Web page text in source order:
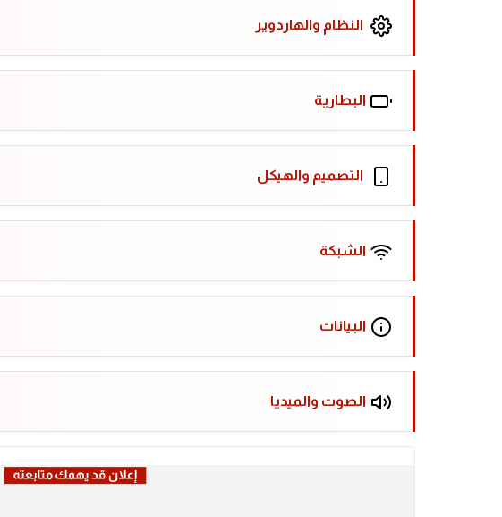
النظام والهاردوير
البطارية
التصميم والهيكل
الشبكة
البيانات
الصوت والميديا